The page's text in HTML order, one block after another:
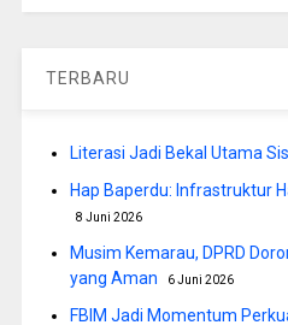
TERBARU
Literasi Jadi Bekal Utama
Hap Baperdu: Infrastruktur
8 Juni 2026
Musim Kemarau, DPRD
yang Aman
6 Juni 2026
FBIM Jadi Momentum